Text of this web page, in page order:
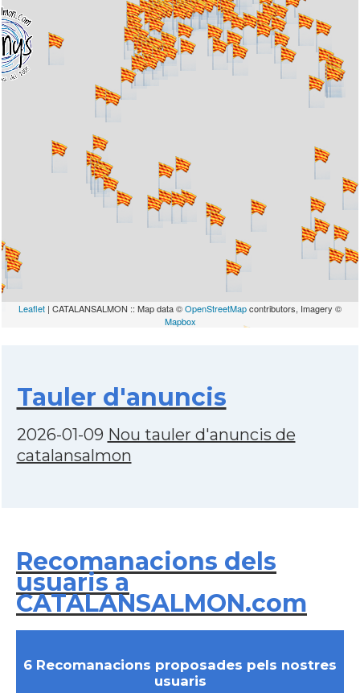
Leaflet | CATALANSALMON :: Map data ©OpenStreetMapcontributors, Imagery ©
Mapbox
Tauler d'anuncis
2026-01-09 Nou tauler d'anuncis de
catalansalmon
Recomanacions dels
usuaris a
CATALANSALMON.com
6 Recomanacions proposades pels nostres
usuaris